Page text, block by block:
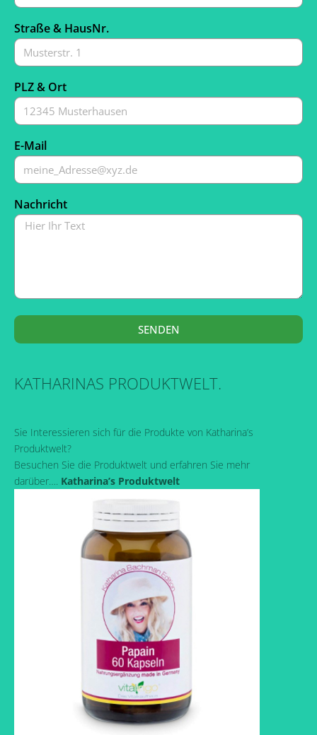
Straße & HausNr.
PLZ & Ort
E-Mail
Nachricht
SENDEN
KATHARINAS PRODUKTWELT.
Sie Interessieren sich für die Produkte von Katharina’s
Produktwelt?
Besuchen Sie die Produktwelt und erfahren Sie mehr
darüber…. Katharina’s Produktwelt